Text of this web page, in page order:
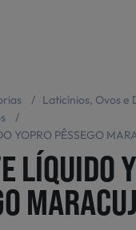
/ Laticínios, Ovos e
/
YOPRO PÊSSEGO
LÍQUIDO